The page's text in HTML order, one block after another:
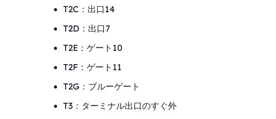
T2C：出口14
T2D：出口7
T2E：ゲート10
T2F：ゲート11
T2G：ブルーゲート
T3：ターミナル出口のすぐ外